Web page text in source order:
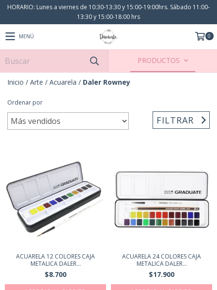
HORARIO: Lunes a viernes de 10:30-13:30 y 15:00-19:00hrs. Sábado 11:00-
13:30 y 15:00-18:00 hrs
MENÚ 0
PRODUCTOS
Inicio / Arte / Acuarela / Daler Rowney
Ordenar por
FILTRAR
ACUARELA 12 COLORES CAJA
METALICA DALER...
$8.700
ACUARELA 24 COLORES CAJA
METALICA DALER...
$17.900